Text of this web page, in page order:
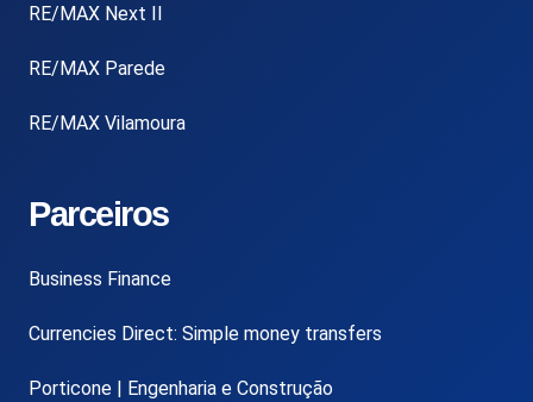
RE/MAX Next II
RE/MAX Parede
RE/MAX Vilamoura
Parceiros
Business Finance
Currencies Direct: Simple money transfers
Porticone | Engenharia e Construção